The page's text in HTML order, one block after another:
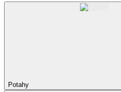
Potahy